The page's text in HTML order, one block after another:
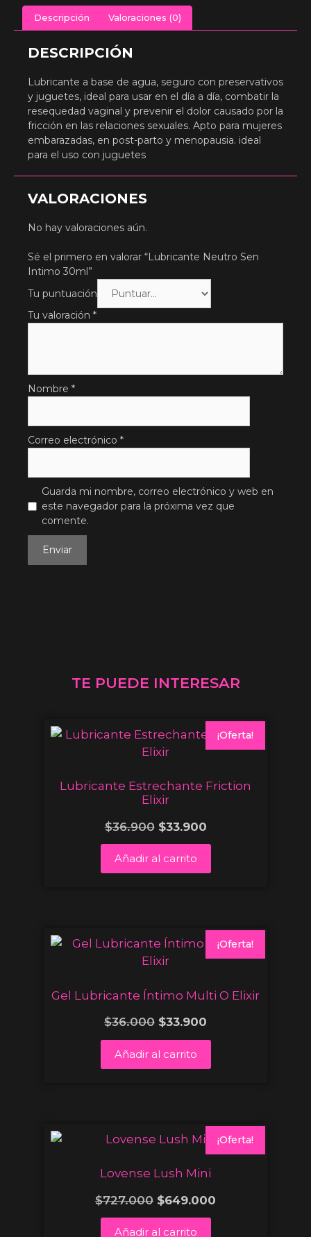
Descripción Valoraciones (0)
DESCRIPCIÓN
Lubricante a base de agua, seguro con preservativos
y juguetes, ideal para usar en el día a día, combatir la
resequedad vaginal y prevenir el dolor causado por la
fricción en las relaciones sexuales. Apto para mujeres
embarazadas, en post-parto y menopausia. ideal
para el uso con juguetes
VALORACIONES
No hay valoraciones aún.
Sé el primero en valorar “Lubricante Neutro Sen
Intimo 30ml”
Tu puntuación
Tu valoración *
Nombre *
Correo electrónico *
Guarda mi nombre, correo electrónico y web en
este navegador para la próxima vez que
comente.
TE PUEDE INTERESAR
¡Oferta!
Lubricante Estrechante Friction
Elixir
$36.900 $33.900
Añadir al carrito
¡Oferta!
Gel Lubricante Íntimo Multi O Elixir
$36.000 $33.900
Añadir al carrito
¡Oferta!
Lovense Lush Mini
$727.000 $649.000
Añadir al carrito